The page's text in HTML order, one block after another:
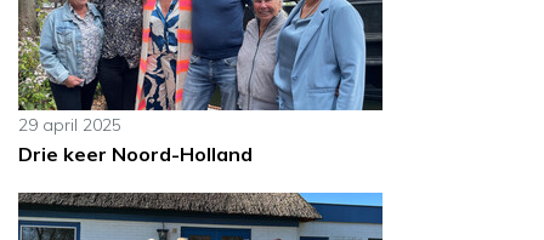
29 april 2025
Drie keer Noord-Holland